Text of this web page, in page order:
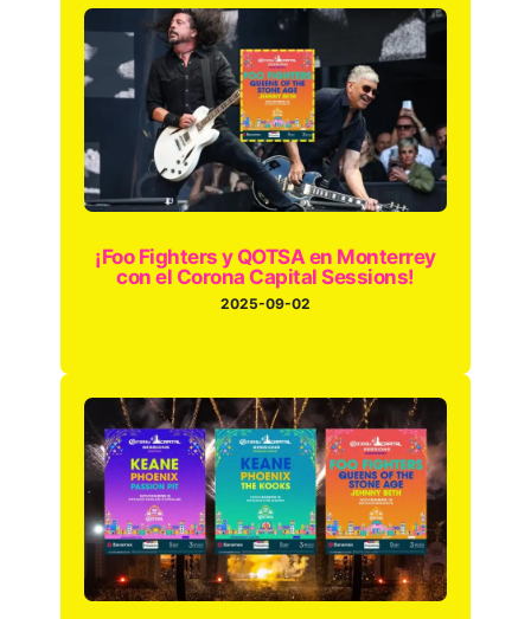
¡Foo Fighters y QOTSA en Monterrey
con el Corona Capital Sessions!
2025-09-02